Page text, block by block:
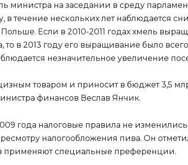
министра на заседании в среду
в течение нескольких лет наблюдается
Если в 2010-2011 годах хмель
в 2013 году его выращивание было всего
незначительное увеличение
товаром и приносит в бюджет 3,5
финансов Веслав Янчик.
года налоговые правила не
налогообложения пива. Он
применяют специальные преференции.